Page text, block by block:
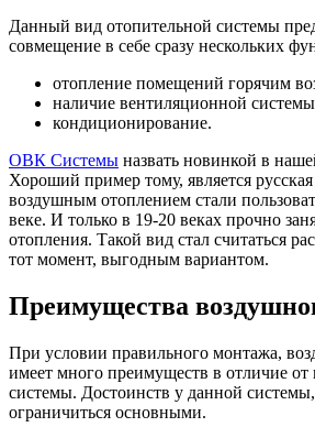
Данный вид отопительной системы
совмещение в себе сразу нескольких
отопление помещений горячим
наличие вентиляционной
кондиционирование.
ОВК Системы назвать новинкой в
Хороший пример тому, является
воздушным отоплением стали
веке. И только в 19-20 веках прочно
отопления. Такой вид стал считаться
тот момент, выгодным вариантом.
Преимущества
При условии правильного монтажа,
имеет много преимуществ в отличие
системы. Достоинств у данной
ограничиться основными.